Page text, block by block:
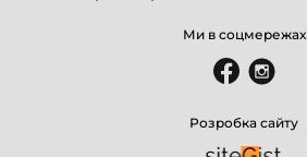
Ми в соцмережах
Розробка сайту